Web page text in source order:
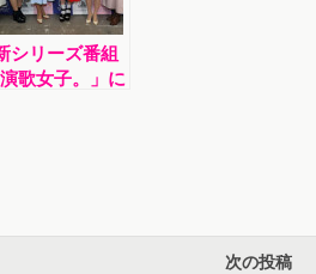
シリーズ番組
演歌女子。」に
出光仁美、岩
次の投稿